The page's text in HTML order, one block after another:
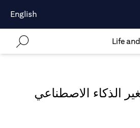
English
يُغير الذكاء الاصطناعي